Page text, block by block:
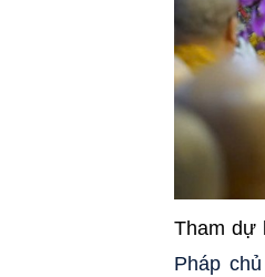
Tham dự
Pháp